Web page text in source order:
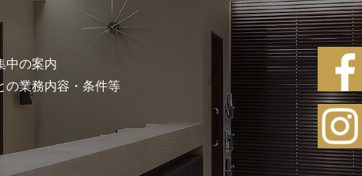
中の案内
の業務内容・条件等